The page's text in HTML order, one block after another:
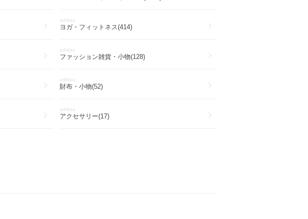
adidas
ヨガ・フィットネス(414)
adidas
ファッション雑貨・小物(128)
adidas
財布・小物(52)
adidas
アクセサリー(17)